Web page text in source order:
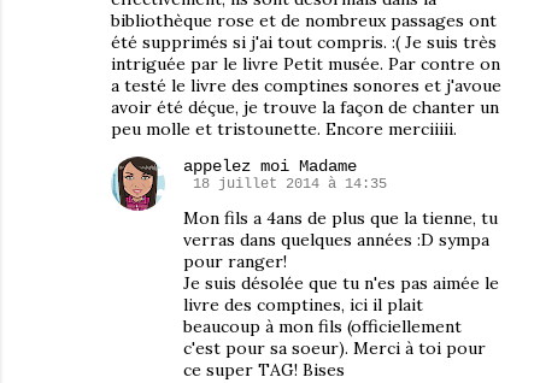
bibliothèque rose et de nombreux passages ont
été supprimés si j'ai tout compris. :( Je suis très
intriguée par le livre Petit musée. Par contre on
a testé le livre des comptines sonores et j'avoue
avoir été déçue, je trouve la façon de chanter un
peu molle et tristounette. Encore merciiiii.
appelez moi Madame
18 juillet 2014 à 14:35
Mon fils a 4ans de plus que la tienne, tu
verras dans quelques années :D sympa
pour ranger!
Je suis désolée que tu n'es pas aimée le
livre des comptines, ici il plait
beaucoup à mon fils (officiellement
c'est pour sa soeur). Merci à toi pour
ce super TAG! Bises